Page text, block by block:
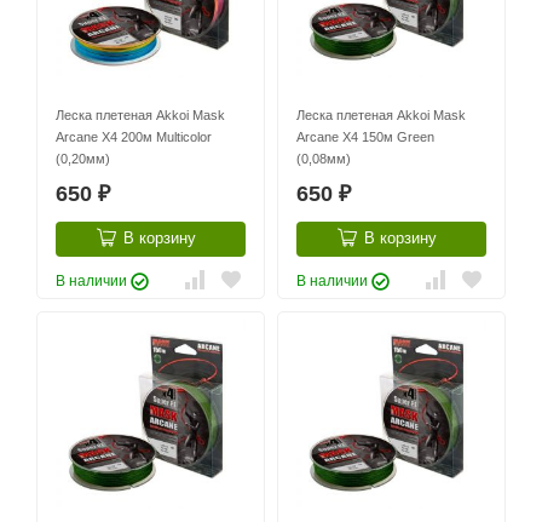
Леска плетеная Akkoi Mask
Arcane X4 200м Multicolor
(0,20мм)
650 ₽
В корзину
В наличии
Леска плетеная Akkoi Mask
Arcane X4 150м Green
(0,08мм)
650 ₽
В корзину
В наличии